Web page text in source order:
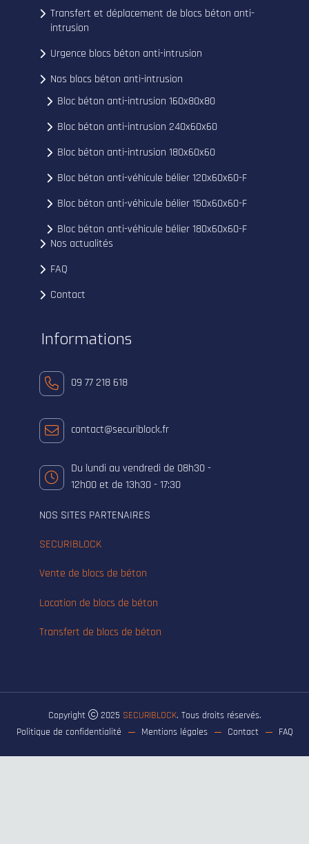
Transfert et déplacement de blocs béton anti-
intrusion
Urgence blocs béton anti-intrusion
Nos blocs béton anti-intrusion
Bloc béton anti-intrusion 160x80x80
Bloc béton anti-intrusion 240x60x60
Bloc béton anti-intrusion 180x60x60
Bloc béton anti-véhicule bélier 120x60x60-F
Bloc béton anti-véhicule bélier 150x60x60-F
Bloc béton anti-véhicule bélier 180x60x60-F
Nos actualités
FAQ
Contact
Informations
09 77 218 618
contact@securiblock.fr
Du lundi au vendredi de 08h30 -
12h00 et de 13h30 - 17:30
NOS SITES PARTENAIRES
SECURIBLOCK
Vente de blocs de béton
Location de blocs de béton
Transfert de blocs de béton
Copyright 2025 SECURIBLOCK. Tous droits réservés.
Politique de confidentialité
Mentions légales Contact FAQ